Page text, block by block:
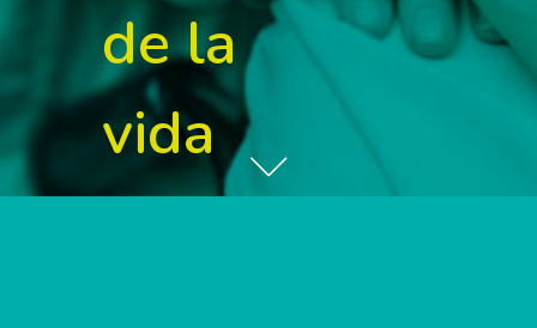
de la
vida
humana